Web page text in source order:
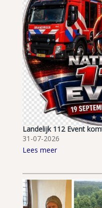
Landelijk 112 Event
31-07-2026
Lees meer